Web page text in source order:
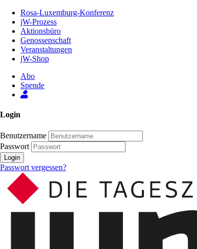
Inhalt
Seite
Rosa-Luxemburg-Konferenz
jW-Prozess
Aktionsbüro
Genossenschaft
Veranstaltungen
jW-Shop
Abo
Spende
Login
Benutzername
Passwort
Login
Passwort vergessen?